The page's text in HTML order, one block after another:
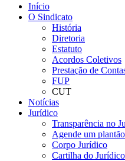
Início
O Sindicato
História
Diretoria
Estatuto
Acordos Coletivos
Prestação de
FUP
CUT
Notícias
Jurídico
Transparência no
Agende um plantão
Corpo Jurídico
Cartilha do Jurídico